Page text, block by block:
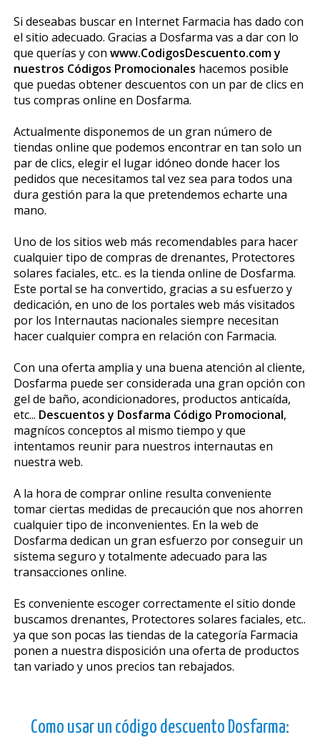
Si deseabas buscar en Internet Farmacia has dado con
el sitio adecuado. Gracias a Dosfarma vas a dar con lo
que querías y con www.CodigosDescuento.com y
nuestros Códigos Promocionales hacemos posible
que puedas obtener descuentos con un par de clics en
tus compras online en Dosfarma.
Actualmente disponemos de un gran número de
tiendas online que podemos encontrar en tan solo un
par de clics, elegir el lugar idóneo donde hacer los
pedidos que necesitamos tal vez sea para todos una
dura gestión para la que pretendemos echarte una
mano.
Uno de los sitios web más recomendables para hacer
cualquier tipo de compras de drenantes, Protectores
solares faciales, etc.. es la tienda online de Dosfarma.
Este portal se ha convertido, gracias a su esfuerzo y
dedicación, en uno de los portales web más visitados
por los Internautas nacionales siempre necesitan
hacer cualquier compra en relación con Farmacia.
Con una oferta amplia y una buena atención al cliente,
Dosfarma puede ser considerada una gran opción con
gel de baño, acondicionadores, productos anticaída,
etc... Descuentos y Dosfarma Código Promocional,
magníficos conceptos al mismo tiempo y que
intentamos reunir para nuestros internautas en
nuestra web.
A la hora de comprar online resulta conveniente
tomar ciertas medidas de precaución que nos ahorren
cualquier tipo de inconvenientes. En la web de
Dosfarma dedican un gran esfuerzo por conseguir un
sistema seguro y totalmente adecuado para las
transacciones online.
Es conveniente escoger correctamente el sitio donde
buscamos drenantes, Protectores solares faciales, etc..
ya que son pocas las tiendas de la categoría Farmacia
ponen a nuestra disposición una oferta de productos
tan variado y unos precios tan rebajados.
Como usar un código descuento Dosfarma: